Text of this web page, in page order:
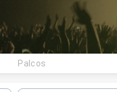
Palcos